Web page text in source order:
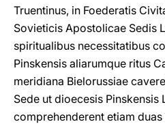
Truentinus, in Foederatis
Sovieticis Apostolicae Sedis
spiritualibus necessitatibus
Pinskensis aliarumque ritus
meridiana Bielorussiae
Sede ut dioecesis Pinskensis
comprehenderent etiam